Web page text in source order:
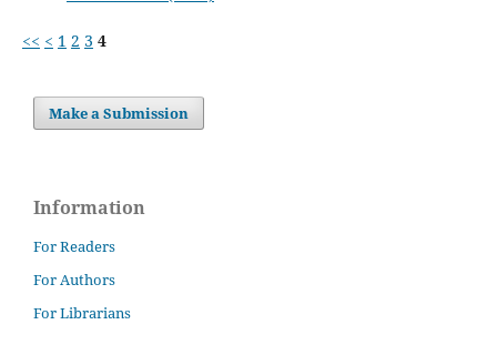
<< < 1 2 3 4
Make a Submission
Information
For Readers
For Authors
For Librarians